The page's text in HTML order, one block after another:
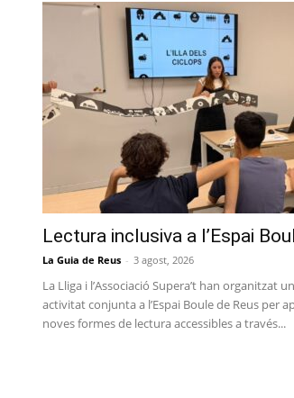
Lectura inclusiva a l’Espai
La Guia de Reus - 3 agost, 2026
La Lliga i l’Associació Supera’t han organitzat
activitat conjunta a l’Espai Boule de Reus per
noves formes de lectura accessibles a través...